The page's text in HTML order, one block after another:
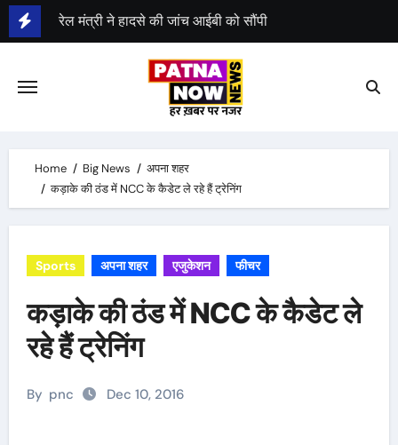
Skip
to
पटना में बिहटा एयरपोर्ट के निर्माण का रास्ता साफ
केन्द्र ने बिहटा एयरपोर्ट के लिए 1413 करोड़ रुपए मंजूर किए
दूसरी सक्षमता परीक्षा 23 अगस्त से 26 अगस्त तक होगी
Home Big News
अपना शहर
कड़ाके की ठंड में NCC के कैडेट ले रहे हैं ट्रेनिंग
Sports अपना शहर एजुकेशन फीचर
कड़ाके की ठंड में NCC के कैडेट ले
रहे हैं ट्रेनिंग
By pnc Dec 10, 2016